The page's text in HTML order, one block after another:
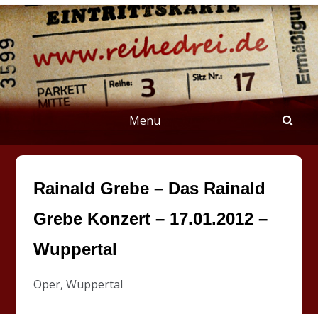
Skip
to
contentREIHEDREI
Berichte über Groß- und Kleinkunst
Menu
Rainald Grebe – Das Rainald
Grebe Konzert – 17.01.2012 –
Wuppertal
Oper, Wuppertal